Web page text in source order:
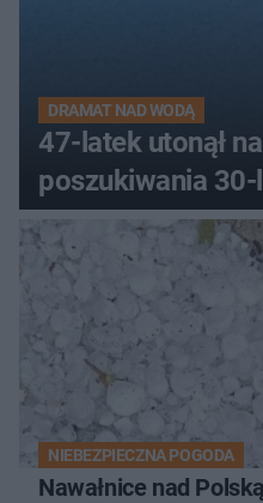
DRAMAT NAD WODĄ
47-latek utonął
poszukiwania
NIEBEZPIECZNA POGODA
Nawałnice nad